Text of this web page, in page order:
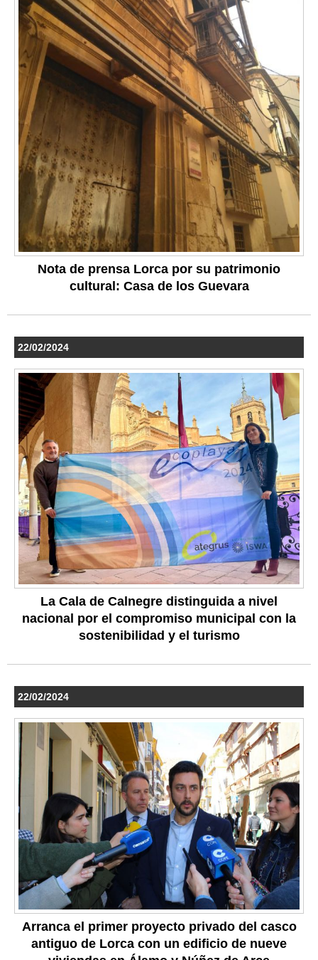
Nota de prensa Lorca por su patrimonio
cultural: Casa de los Guevara
22/02/2024
La Cala de Calnegre distinguida a nivel
nacional por el compromiso municipal con la
sostenibilidad y el turismo
22/02/2024
Arranca el primer proyecto privado del casco
antiguo de Lorca con un edificio de nueve